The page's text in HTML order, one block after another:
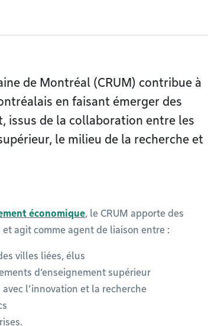
de Montréal (CRUM) contribue à
en faisant émerger des
issus de la collaboration entre les
le milieu de la recherche et
économique, le CRUM apporte des
agit comme agent de liaison entre :
villes liées, élus
d’enseignement supérieur
l’innovation et la recherche